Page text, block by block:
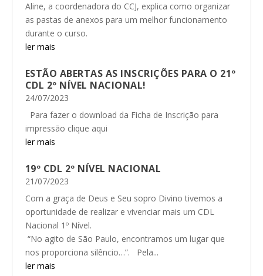
Aline, a coordenadora do CCJ, explica como organizar
as pastas de anexos para um melhor funcionamento
durante o curso.
ler mais
ESTÃO ABERTAS AS INSCRIÇÕES PARA O 21º
CDL 2º NÍVEL NACIONAL!
24/07/2023
Para fazer o download da Ficha de Inscrição para
impressão clique aqui
ler mais
19º CDL 2º NÍVEL NACIONAL
21/07/2023
Com a graça de Deus e Seu sopro Divino tivemos a
oportunidade de realizar e vivenciar mais um CDL
Nacional 1º Nível.
“No agito de São Paulo, encontramos um lugar que
nos proporciona silêncio…”. Pela...
ler mais